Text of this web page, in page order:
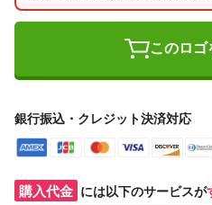
このロゴ
銀行振込・クレジット決済対応
購入代金 には以下のサービスが